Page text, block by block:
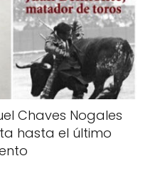
Chaves Nogales
hasta el último